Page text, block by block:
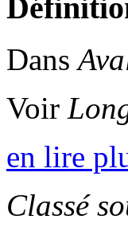
Dans
Voir
en lire
Classé